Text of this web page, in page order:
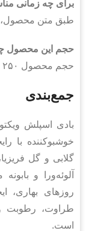
برای چه زمانی
طبق متن محصول،
حجم این محصول
حجم محصول ۲۵۰ میلی لیتر است.
جمع‌بندی
خوشبوکننده با
آلوئه‌ورا و
روزهای بهاری،
طراوت، رطوبت
است.